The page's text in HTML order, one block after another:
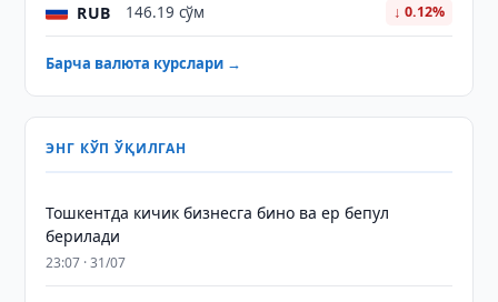
RUB 146.19 сўм ↓ 0.12%
Барча валюта курслари →
ЭНГ КЎП ЎҚИЛГАН
Тошкентда кичик бизнесга бино ва ер бепул
берилади
23:07 · 31/07